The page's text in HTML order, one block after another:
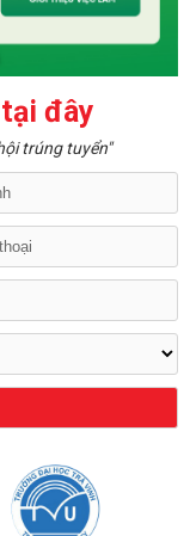
đây
trúng tuyển"